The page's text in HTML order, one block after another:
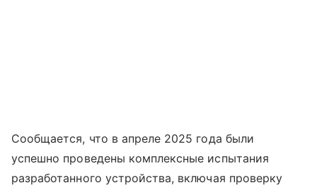
Сообщается, что в апреле 2025 года были
успешно проведены комплексные испытания
разработанного устройства, включая проверку